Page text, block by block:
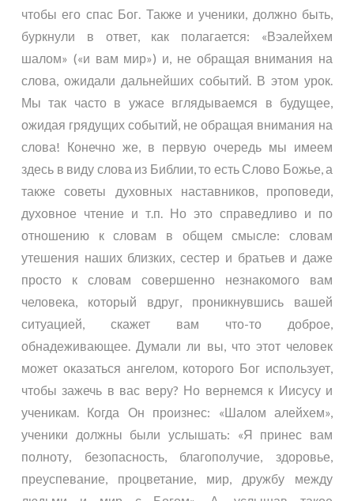
чтобы его спас Бог. Также и ученики, должно быть,
буркнули в ответ, как полагается: «Вэалейхем
шалом» («и вам мир») и, не обращая внимания на
слова, ожидали дальнейших событий. В этом урок.
Мы так часто в ужасе вглядываемся в будущее,
ожидая грядущих событий, не обращая внимания на
слова! Конечно же, в первую очередь мы имеем
здесь в виду слова из Библии, то есть Слово Божье, а
также советы духовных наставников, проповеди,
духовное чтение и т.п. Но это справедливо и по
отношению к словам в общем смысле: словам
утешения наших близких, сестер и братьев и даже
просто к словам совершенно незнакомого вам
человека, который вдруг, проникнувшись вашей
ситуацией, скажет вам что-то доброе,
обнадеживающее. Думали ли вы, что этот человек
может оказаться ангелом, которого Бог использует,
чтобы зажечь в вас веру? Но вернемся к Иисусу и
ученикам. Когда Он произнес: «Шалом алейхем»,
ученики должны были услышать: «Я принес вам
полноту, безопасность, благополучие, здоровье,
преуспевание, процветание, мир, дружбу между